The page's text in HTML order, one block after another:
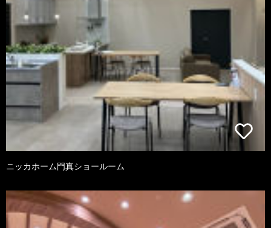
ニッカホーム門真ショールーム